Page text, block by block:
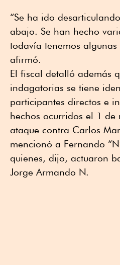
“Se ha ido
abajo. Se han hecho
todavía tenemos algunas
afirmó.
El fiscal detalló además
indagatorias se tiene
participantes directos e
hechos ocurridos el 1 de
ataque contra Carlos
mencionó a Fernando
quienes, dijo, actuaron
Jorge Armando N.